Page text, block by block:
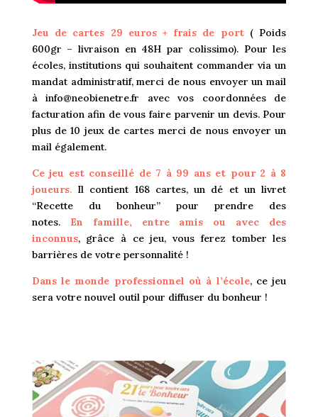
Jeu de cartes 29 euros + frais de port( Poids
600gr – livraison en 48H par colissimo). Pour les
écoles, institutions qui souhaitent commander via un
mandat administratif, merci de nous envoyer un mail
àinfo@neobienetre.fr avec vos coordonnées de
facturation afin de vous faire parvenir un devis. Pour
plus de 10 jeux de cartes merci de nous envoyer un
mail également.
Ce jeu est conseillé de 7 à 99 ans et pour 2 à 8
joueurs.Il contient 168 cartes, un dé et un livret
“Recette du bonheur” pour prendre des
notes. En famille, entre amis ou avec des
inconnus, grâce à ce jeu, vous ferez tomber les
barrières de votre personnalité !
Dans le monde professionnel où à l’école, ce jeu
sera votre nouvel outil pour diffuser du bonheur !